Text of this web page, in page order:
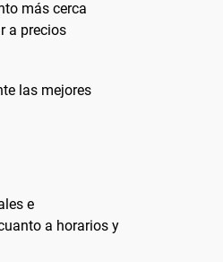
más cerca
a precios
las mejores
e
a horarios y